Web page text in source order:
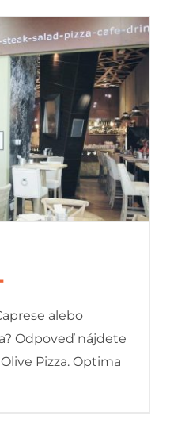
alebo
Odpoveď nájdete
Pizza. Optima